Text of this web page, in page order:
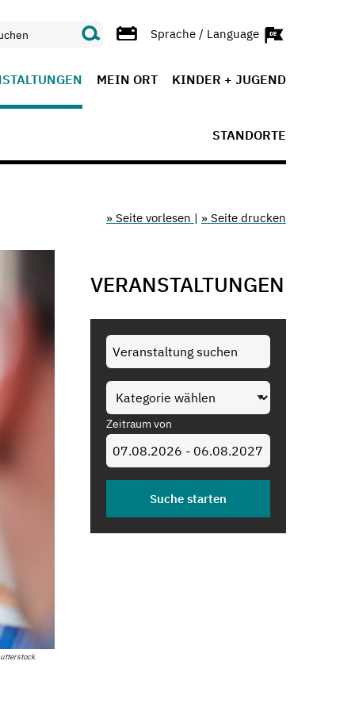
Sprache / Language
MEIN ORT KINDER + JUGEND
STANDORTE
» Seite vorlesen | » Seite drucken
VERANSTALTUNGEN
Zeitraum von